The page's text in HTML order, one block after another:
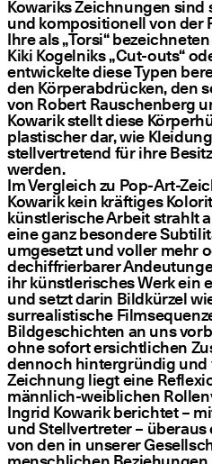
Kowariks Zeichnungen
und kompositionell von der
Ihre als„Torsi“
Kiki Kogelniks„Cut-outs“
entwickelte diese Typen
den Körperabdrücken, den
von Robert Rauschenberg
Kowarik stellt diese
plastischer dar, wie
stellvertretend für ihre
werden.
Im Vergleich zu Pop-Art-
Kowarik kein kräftiges
künstlerische Arbeit strahlt
eine ganz besondere
umgesetzt und voller mehr
dechiffrierbarer
ihr künstlerisches Werk ein
und setzt darin Bildkürzel
surrealistische
Bildgeschichten an uns
ohne sofort ersichtlichen
dennoch hintergründig und
Zeichnung liegt eine
männlich-weiblichen
Ingrid Kowarik berichtet –
und Stellvertreter –
von den in unserer